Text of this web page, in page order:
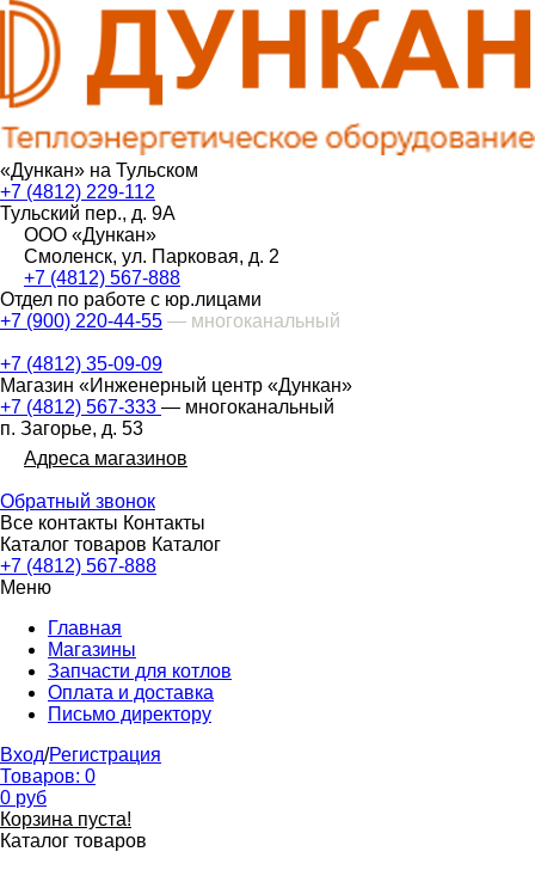
«Дункан» на Тульском
+7 (4812) 229-112
Тульский пер., д. 9А
ООО «Дункан»
Смоленск, ул. Парковая, д. 2
+7 (4812) 567-888
Отдел по работе с юр.лицами
+7 (900) 220-44-55 — многоканальный
+7 (4812) 35-09-09
Магазин «Инженерный центр «Дункан»
+7 (4812) 567-333 — многоканальный
п. Загорье, д. 53
Адреса магазинов
Обратный звонок
Все контакты Контакты
Каталог товаров Каталог
+7 (4812) 567-888
Меню
Главная
Магазины
Запчасти для котлов
Оплата и доставка
Письмо директору
Вход/Регистрация
Товаров: 0
0 руб
Корзина пуста!
Каталог товаров